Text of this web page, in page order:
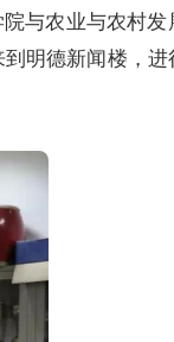
与农业与农村
明德新闻楼，